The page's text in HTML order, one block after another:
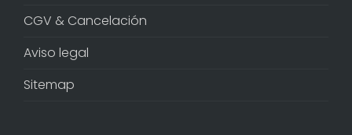
CGV & Cancelación
Aviso legal
Sitemap